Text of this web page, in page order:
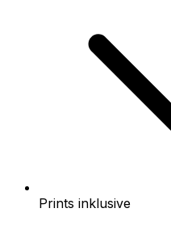
Prints inklusive